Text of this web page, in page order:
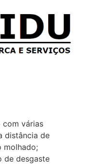
com várias
distância de
molhado;
de desgaste